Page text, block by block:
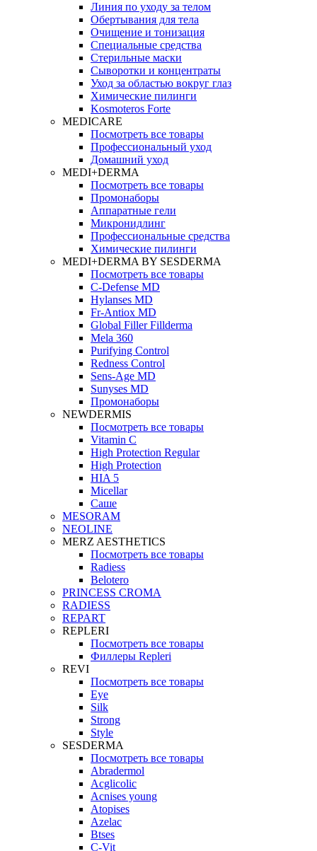
Линия по уходу за телом
Обертывания для тела
Очищение и тонизация
Специальные средства
Стерильные маски
Сыворотки и концентраты
Уход за областью вокруг глаз
Химические пилинги
Kosmoteros Forte
MEDICARE
Посмотреть все товары
Профессиональный уход
Домашний уход
MEDI+DERMA
Посмотреть все товары
Промонаборы
Аппаратные гели
Микронидлинг
Профессиональные средства
Химические пилинги
MEDI+DERMA BY SESDERMA
Посмотреть все товары
C-Defense MD
Hylanses MD
Fr‑Antiox MD
Global Filler Fillderma
Mela 360
Purifying Control
Redness Control
Sens-Age MD
Sunyses MD
Промонаборы
NEWDERMIS
Посмотреть все товары
Vitamin C
High Protection Regular
High Protection
HIA 5
Micellar
Саше
MESORAM
NEOLINE
MERZ AESTHETICS
Посмотреть все товары
Radiess
Belotero
PRINCESS CROMA
RADIESS
REPART
REPLERI
Посмотреть все товары
Филлеры Repleri
REVI
Посмотреть все товары
Eye
Silk
Strong
Style
SESDERMA
Посмотреть все товары
Abradermol
Acglicolic
Acnises young
Atopises
Azelac
Btses
C-Vit